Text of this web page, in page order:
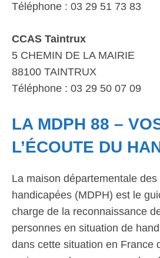
Téléphone : 03 29 51 73 83
CCAS Taintrux
5 CHEMIN DE LA MAIRIE
88100 TAINTRUX
Téléphone : 03 29 50 07 09
LA MDPH 88 –
L’ÉCOUTE DU
La maison départementale
handicapées (MDPH) est le
charge de la reconnaissance
personnes en situation de
dans cette situation en France